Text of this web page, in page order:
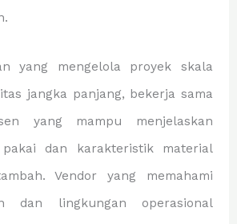
yang mengelola proyek skala
jangka panjang, bekerja sama
yang mampu menjelaskan
dan karakteristik material
Vendor yang memahami
dan lingkungan operasional